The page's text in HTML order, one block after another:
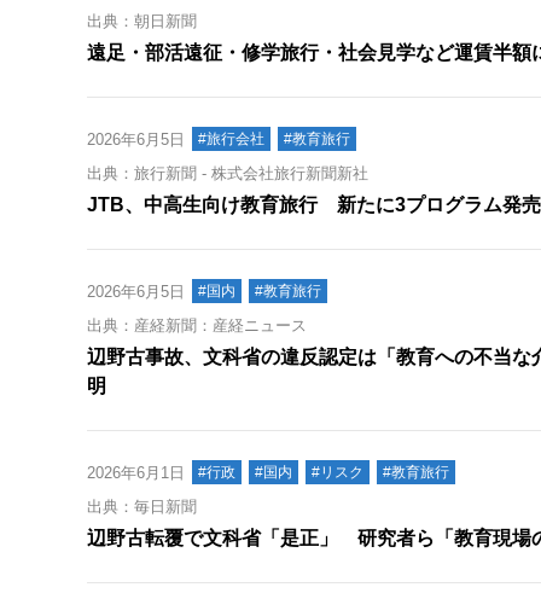
出典：朝日新聞
遠足・部活遠征・修学旅行・社会見学など運賃半
2026年6月5日 #旅行会社 #教育旅行
出典：旅行新聞 - 株式会社旅行新聞新社
JTB、中高生向け教育旅行 新たに3プログラム発売
2026年6月5日 #国内 #教育旅行
出典：産経新聞：産経ニュース
辺野古事故、文科省の違反認定は「教育への不当
明
2026年6月1日 #行政 #国内 #リスク #教育旅行
出典：毎日新聞
辺野古転覆で文科省「是正」 研究者ら「教育現場